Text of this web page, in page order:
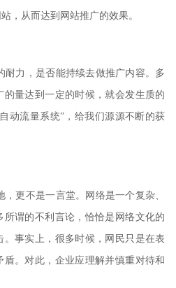
，从而达到网站推广的效果。
耐力，是否能持续去做推广内容。多
量达到一定的时候，就会发生质的
动流量系统”，给我们源源不断的获
更不是一言堂。网络是一个复杂、
谓的不利言论，恰恰是网络文化的
事实上，很多时候，网民只是在表
。对此，企业应理解并慎重对待和